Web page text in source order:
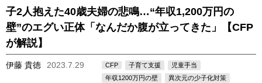
子2人抱えた40歳夫婦の悲鳴…“年収1,200万円の
壁”のエグい正体「なんだか腹が立ってきた」【CFP
が解説】
伊藤 貴徳 2023.7.29 CFP 子育て支援
児童手当
年収1200万円の壁
異次元の少子化対策